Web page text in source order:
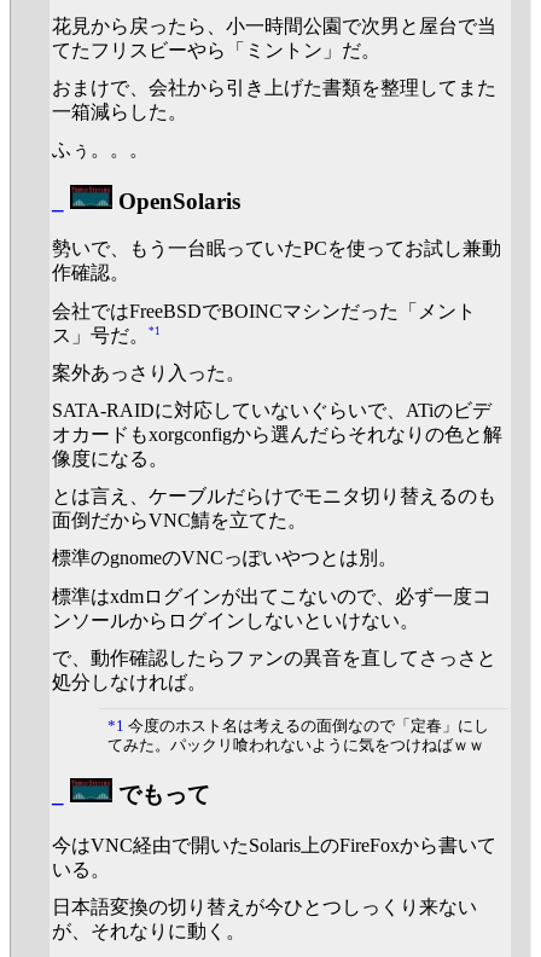
花見から戻ったら、小一時間公園で次男と屋台で当
てたフリスビーやら「ミントン」だ。
おまけで、会社から引き上げた書類を整理してまた
一箱減らした。
ふぅ。。。
OpenSolaris
勢いで、もう一台眠っていたPCを使ってお試し兼動
作確認。
会社ではFreeBSDでBOINCマシンだった「メント
ス」号だ。
*1
案外あっさり入った。
SATA-RAIDに対応していないぐらいで、ATiのビデ
オカードもxorgconfigから選んだらそれなりの色と解
像度になる。
とは言え、ケーブルだらけでモニタ切り替えるのも
面倒だからVNC鯖を立てた。
標準のgnomeのVNCっぽいやつとは別。
標準はxdmログインが出てこないので、必ず一度コ
ンソールからログインしないといけない。
で、動作確認したらファンの異音を直してさっさと
処分しなければ。
*1 今度のホスト名は考えるの面倒なので「定春」にし
てみた。パックリ喰われないように気をつけねばｗｗ
でもって
今はVNC経由で開いたSolaris上のFireFoxから書いて
いる。
日本語変換の切り替えが今ひとつしっくり来ない
が、それなりに動く。